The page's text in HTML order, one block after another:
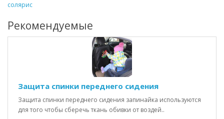
солярис
Рекомендуемые
Защита спинки переднего сидения
Защита спинки переднего сидения запинайка используются
для того чтобы сберечь ткань обивки от воздей..